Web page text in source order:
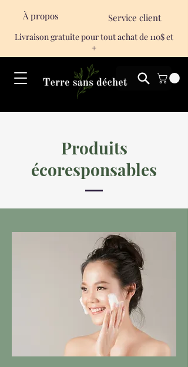
À propos Service client
Livraison gratuite pour tout achat de 110$ et
+
Produits
écoresponsables